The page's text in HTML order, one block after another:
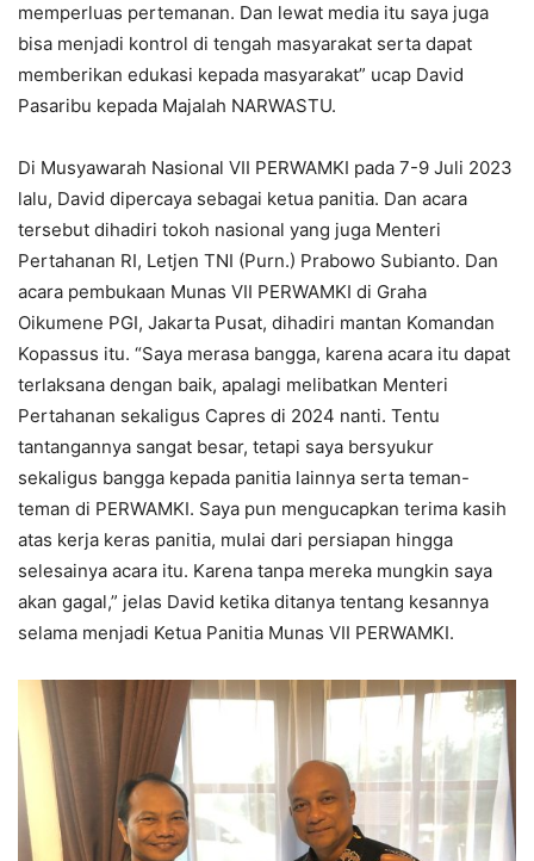
memperluas pertemanan. Dan lewat media itu saya juga
bisa menjadi kontrol di tengah masyarakat serta dapat
memberikan edukasi kepada masyarakat” ucap David
Pasaribu kepada Majalah NARWASTU.
Di Musyawarah Nasional VII PERWAMKI pada 7-9 Juli 2023
lalu, David dipercaya sebagai ketua panitia. Dan acara
tersebut dihadiri tokoh nasional yang juga Menteri
Pertahanan RI, Letjen TNI (Purn.) Prabowo Subianto. Dan
acara pembukaan Munas VII PERWAMKI di Graha
Oikumene PGI, Jakarta Pusat, dihadiri mantan Komandan
Kopassus itu. “Saya merasa bangga, karena acara itu dapat
terlaksana dengan baik, apalagi melibatkan Menteri
Pertahanan sekaligus Capres di 2024 nanti. Tentu
tantangannya sangat besar, tetapi saya bersyukur
sekaligus bangga kepada panitia lainnya serta teman-
teman di PERWAMKI. Saya pun mengucapkan terima kasih
atas kerja keras panitia, mulai dari persiapan hingga
selesainya acara itu. Karena tanpa mereka mungkin saya
akan gagal,” jelas David ketika ditanya tentang kesannya
selama menjadi Ketua Panitia Munas VII PERWAMKI.